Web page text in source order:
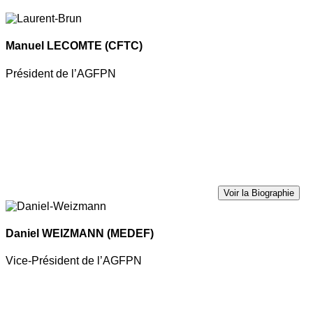
Manuel LECOMTE (CFTC)
Président de l’AGFPN
Voir la Biographie
Daniel WEIZMANN (MEDEF)
Vice-Président de l’AGFPN